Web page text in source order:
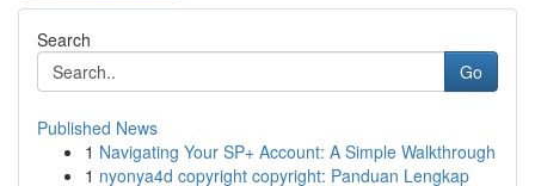
Search
Go
Published News
1 Navigating Your SP+ Account: A Simple Walkthrough
1 nyonya4d copyright copyright: Panduan Lengkap